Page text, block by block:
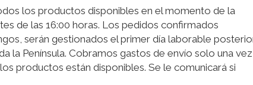
los productos disponibles en el momento de la
de las 16:00 horas. Los pedidos confirmados
serán gestionados el primer día laborable
la Península. Cobramos gastos de envío solo una vez
productos están disponibles. Se le comunicará si